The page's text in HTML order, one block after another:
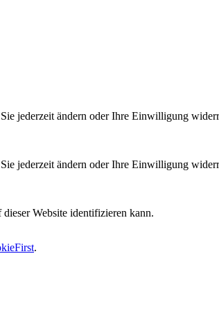
jederzeit ändern oder Ihre Einwilligung
jederzeit ändern oder Ihre Einwilligung
Website identifizieren kann.
.